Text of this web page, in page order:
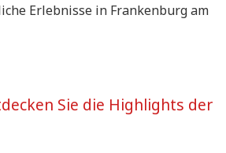
Erlebnisse in Frankenburg am
Sie die Highlights der